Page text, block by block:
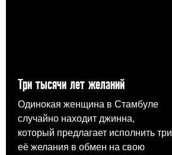
Три тысячи лет желаний
Одинокая женщина в Стамбуле
случайно находит джинна,
который предлагает исполнить три
её желания в обмен на свою